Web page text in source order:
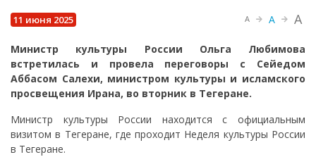
11 июня 2025 A A A
Министр культуры России Ольга Любимова
встретилась и провела переговоры с Сейедом
Аббасом Салехи, министром культуры и исламского
просвещения Ирана, во вторник в Тегеране.
Министр культуры России находится с официальным
визитом в Тегеране, где проходит Неделя культуры России
в Тегеране.